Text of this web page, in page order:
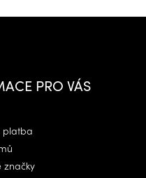
PRO VÁS
platba
značky